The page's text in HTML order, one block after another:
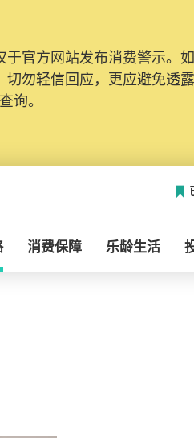
官方网站发布消费警示。
勿轻信回应，更应避免透
询。
消费保障 乐龄生活